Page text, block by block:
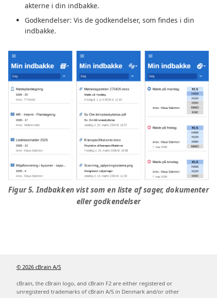
akterne i din indbakke.
Godkendelser: Vis de godkendelser, som findes i din
indbakke.
Figur 5. Indbakken vist som en liste af sager, dokumenter
eller godkendelser
© 2026 cBrain A/S
cBrain, the cBrain logo, and cBrain F2 are either registered or
unregistered trademarks of cBrain A/S in Denmark and/or other